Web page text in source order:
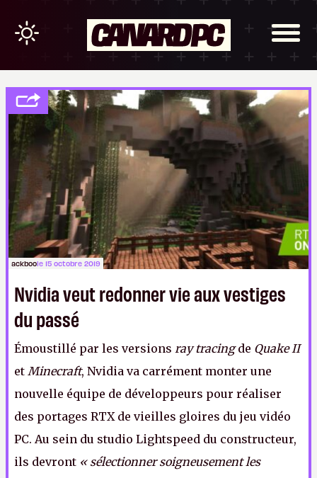
ackboole 15 octobre 2019
Nvidia veut redonner vie aux vestiges
du passé
Émoustillé par les versions ray tracingde Quake II
et Minecraft, Nvidia va carrément monter une
nouvelle équipe de développeurs pour réaliser
des portages RTX de vieilles gloires du jeu vidéo
PC. Au sein du studio Lightspeed du constructeur,
ils devront « sélectionner soigneusement les